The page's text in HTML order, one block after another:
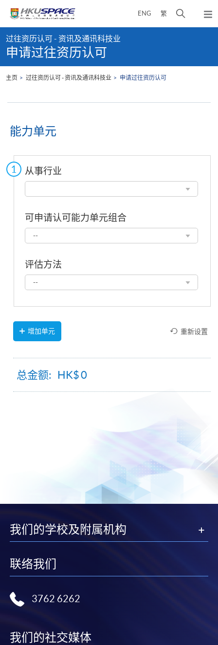
content
ENG 繁
开
弹
出
content
start
过往资历认可 - 资讯及通讯科技业
申请过往资历认可
主页 过往资历认可 - 资讯及通讯科技业 申请过往资历认可
能力单元
从事行业
从
事
业
可申请认可能力单元组合
可
申
认
可
力
组
合
--
评估方法
评
估
法
--
增加单元 重新设置
总金额: HK$0
我们的学校及附属机构
联络我们
3762 6262
我们的社交媒体